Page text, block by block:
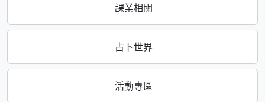
課業相關
占卜世界
活動專區